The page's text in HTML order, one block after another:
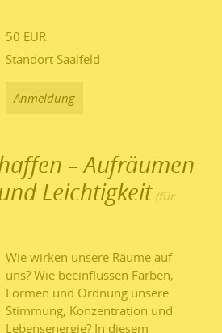
50 EUR
Standort Saalfeld
Anmeldung
– Aufräumen
Leichtigkeit
Wie wirken unsere Räume auf
uns? Wie beeinflussen Farben,
Formen und Ordnung unsere
Stimmung, Konzentration und
Lebensenergie? In diesem